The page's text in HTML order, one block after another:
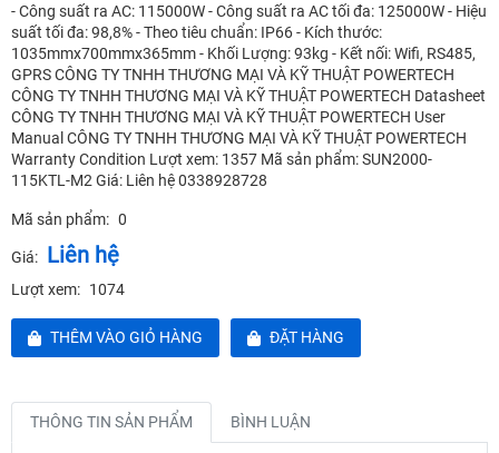
- Công suất ra AC: 115000W - Công suất ra AC tối đa: 125000W - Hiệu
suất tối đa: 98,8% - Theo tiêu chuẩn: IP66 - Kích thước:
1035mmx700mmx365mm - Khối Lượng: 93kg - Kết nối: Wifi, RS485,
GPRS CÔNG TY TNHH THƯƠNG MẠI VÀ KỸ THUẬT POWERTECH
CÔNG TY TNHH THƯƠNG MẠI VÀ KỸ THUẬT POWERTECH Datasheet
CÔNG TY TNHH THƯƠNG MẠI VÀ KỸ THUẬT POWERTECH User
Manual CÔNG TY TNHH THƯƠNG MẠI VÀ KỸ THUẬT POWERTECH
Warranty Condition Lượt xem: 1357 Mã sản phẩm: SUN2000-
115KTL-M2 Giá: Liên hệ 0338928728
Mã sản phẩm: 0
Giá: Liên hệ
Lượt xem: 1074
THÊM VÀO GIỎ HÀNG ĐẶT HÀNG
THÔNG TIN SẢN PHẨM BÌNH LUẬN